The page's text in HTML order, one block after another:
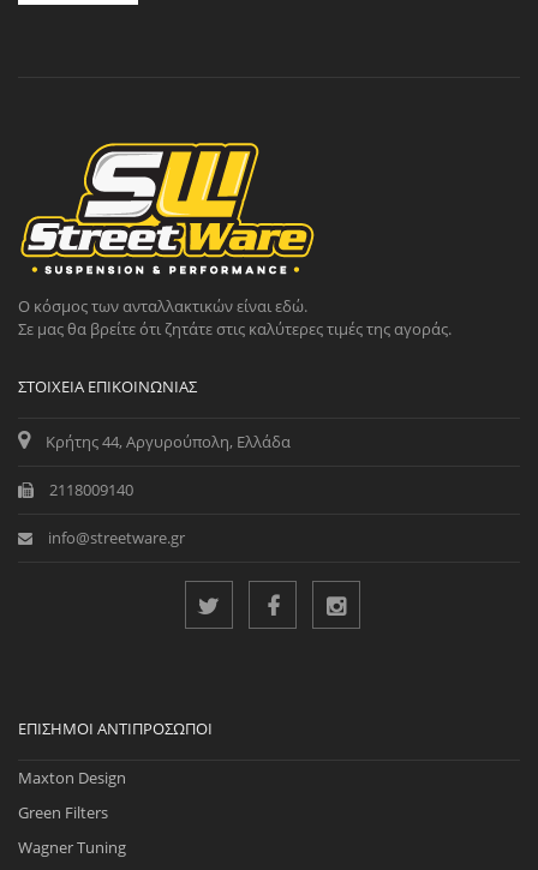
Ο κόσμος των ανταλλακτικών είναι εδώ.
Σε μας θα βρείτε ότι ζητάτε στις καλύτερες τιμές της αγοράς.
ΣΤΟΙΧΕΊΑ ΕΠΙΚΟΙΝΩΝΊΑΣ
Κρήτης 44, Αργυρούπολη, Ελλάδα
2118009140
info@streetware.gr
ΕΠΊΣΗΜΟΙ ΑΝΤΙΠΡΌΣΩΠΟΙ
Maxton Design
Green Filters
Wagner Tuning